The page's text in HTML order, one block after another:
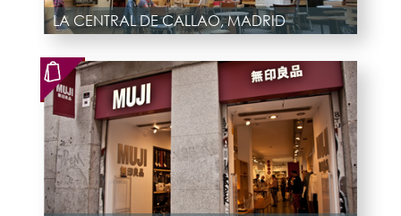
LA CENTRAL DE CALLAO, MADRID